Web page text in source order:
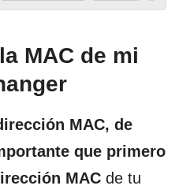
MAC de mi
MAC, de
que primero
MAC de tu